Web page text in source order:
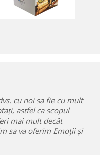
cu noi sa fie cu mult
astfel ca scopul
mai mult decât
sa va oferim Emoții și